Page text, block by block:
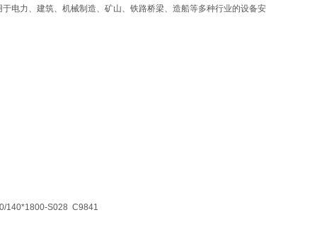
电力、建筑、机械制造、矿山、铁路桥梁、造船等多种行业的设备安
140*1800-S028 C9841